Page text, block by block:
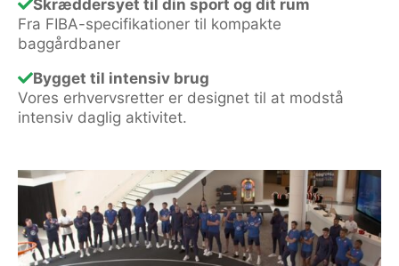
Skræddersyet til din sport og dit rum
Fra FIBA-specifikationer til kompakte
baggårdbaner
Bygget til intensiv brug
Vores erhvervsretter er designet til at modstå
intensiv daglig aktivitet.